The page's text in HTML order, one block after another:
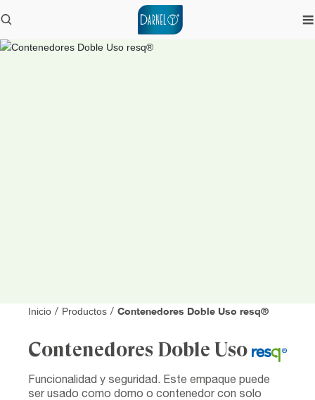
Inicio / Productos / Contenedores Doble Uso resq®
Contenedores Doble Uso
Funcionalidad y seguridad. Este empaque puede
ser usado como domo o contenedor con solo